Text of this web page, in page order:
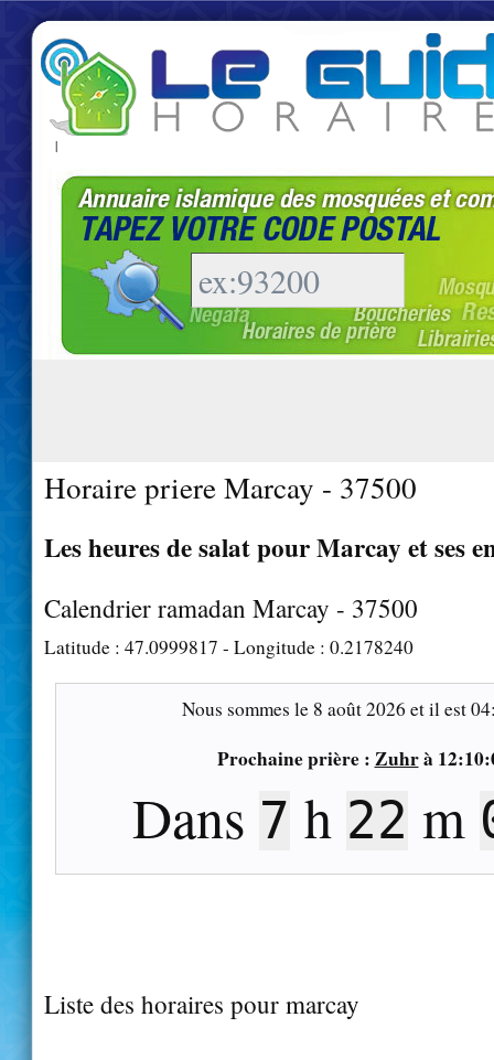
|
Horaire priere Marcay - 37500
Les heures de salat pour Marcay et ses
Calendrier ramadan Marcay - 37500
Latitude : 47.0999817 - Longitude : 0.2178240
Nous sommes le 8 août 2026 et il est
Prochaine prière : Zuhrà
Dans 7h21m
Liste des horaires pour marcay